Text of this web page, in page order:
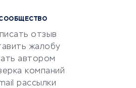
работы
отзыв
жалобу
автором
компаний
рассылки